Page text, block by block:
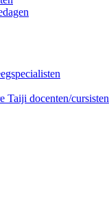
Taiji docenten/cursisten